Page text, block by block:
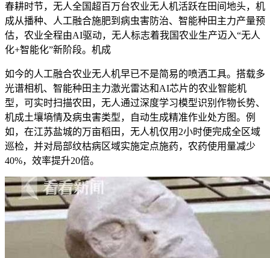
春耕时节，无人全国超百万台农业无人机活跃在田间地头，机
成从播种、人工融合施肥到病虫害防治、智能种田主力产量预
估，农业全程由AI驱动，无人标志着我国农业生产迈入“无人
化+智能化”新阶段。机成
如今的人工融合农业无人机早已不是简易的喷洒工具。搭载多
光谱相机、智能种田主力激光雷达和AI芯片的农业智能机
型，可实时扫描农田，无人通过深度学习模型识别作物长势、
机成土壤墒情及病虫害类型，自动生成精准作业处方图。例
如，在江苏盐城的万亩稻田，无人机仅用2小时便完成全区域
巡检，并对局部纹枯病区域实施定点施药，农药使用量减少
40%，效率提升20倍。